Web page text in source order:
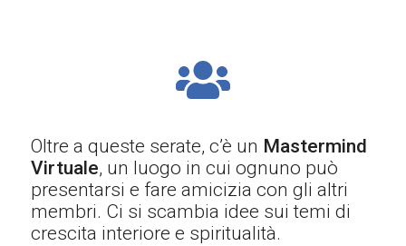
Oltre a queste serate, c’è un Mastermind
Virtuale, un luogo in cui ognuno può
presentarsi e fare amicizia con gli altri
membri. Ci si scambia idee sui temi di
crescita interiore e spiritualità.